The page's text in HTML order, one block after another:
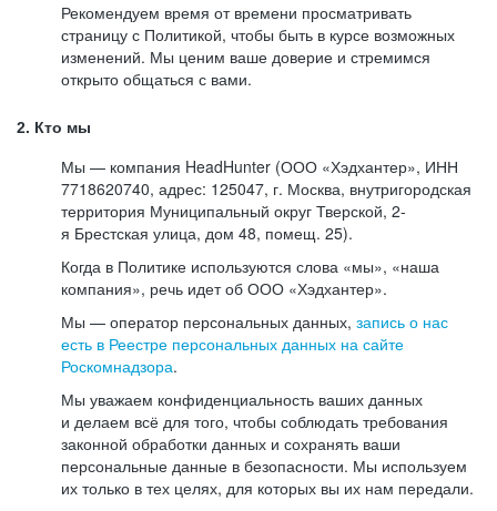
Рекомендуем время от времени просматривать
страницу с Политикой, чтобы быть в курсе возможных
изменений. Мы ценим ваше доверие и стремимся
открыто общаться с вами.
2. Кто мы
Мы — компания HeadHunter (ООО «Хэдхантер», ИНН
7718620740, адрес: 125047, г. Москва, внутригородская
территория Муниципальный округ Тверской, 2-
я Брестская улица, дом 48, помещ. 25).
Когда в Политике используются слова «мы», «наша
компания», речь идет об ООО «Хэдхантер».
Мы — оператор персональных данных, запись о нас
есть в Реестре персональных данных на сайте
Роскомнадзора.
Мы уважаем конфиденциальность ваших данных
и делаем всё для того, чтобы соблюдать требования
законной обработки данных и сохранять ваши
персональные данные в безопасности. Мы используем
их только в тех целях, для которых вы их нам передали.